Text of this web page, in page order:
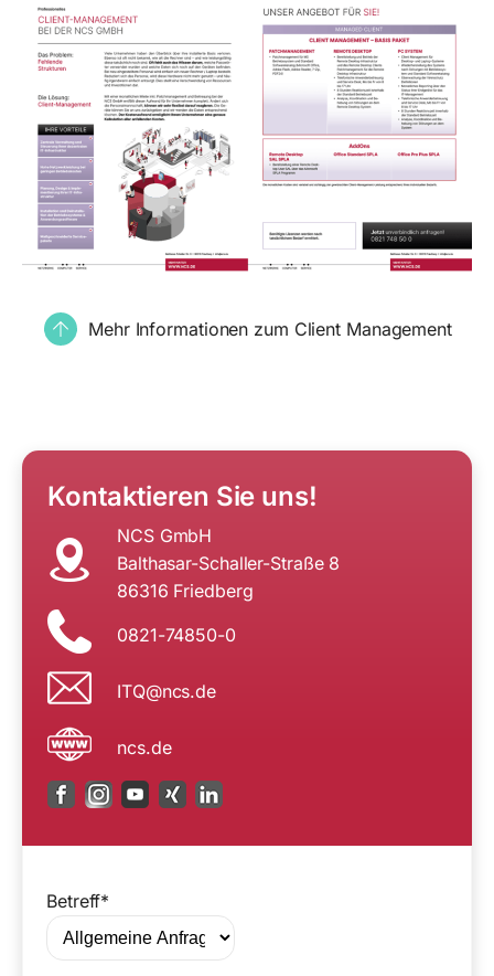
Mehr Informationen zum Client Management
Kontaktieren Sie uns!
NCS GmbH
Balthasar-Schaller-Straße 8
86316 Friedberg
0821-74850-0
ed.sc
n@QTI
ncs.de
Betreff*